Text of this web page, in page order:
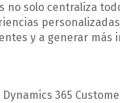
no solo centraliza
y a generar
Dynamics 365